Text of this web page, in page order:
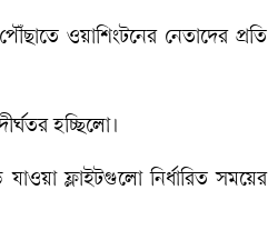
ওয়াশিংটনের নেতাদের প্রতি
হচ্ছিলো।
ফ্লাইটগুলো নির্ধারিত সময়ের